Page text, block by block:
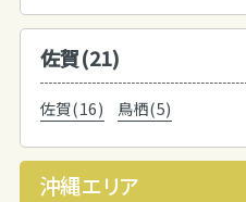
佐賀(21)
佐賀(16) 鳥栖(5)
沖縄エリア